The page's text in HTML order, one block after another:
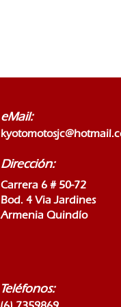
eMail:
Dirección:
Carrera 6 # 50-72
Bod. 4 Via Jardines
Armenia Quindío
Teléfonos: